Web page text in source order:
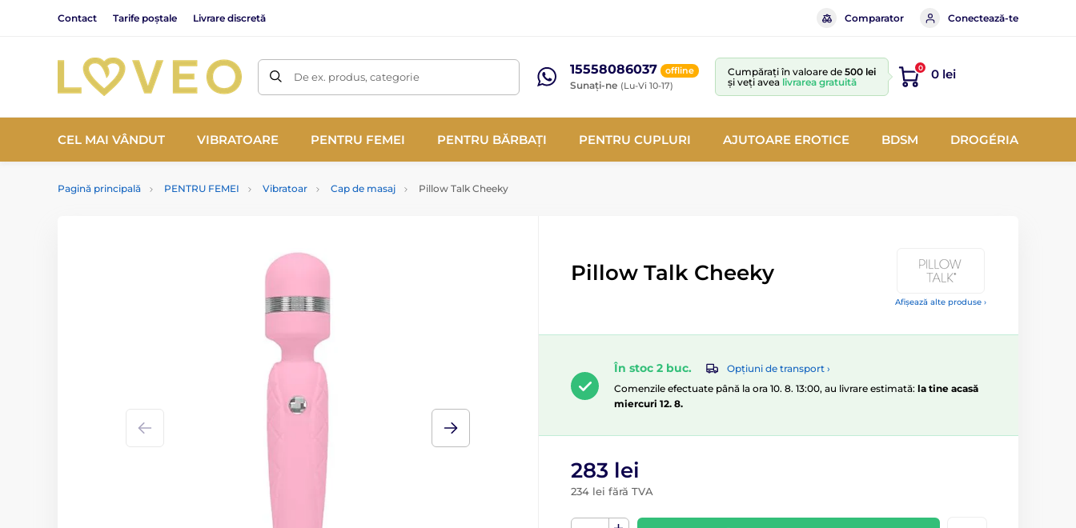
Contact Tarife poștale Livrare discretă Comparator Conectează-te
De ex. produs, categorie 15558086037 offline
Sunați-ne (Lu-Vi 10-17)
Cumpărați în valoare de 500 lei
și veți avea livrarea gratuită
0 0 lei
CEL MAI VÂNDUT VIBRATOARE PENTRU FEMEI PENTRU BĂRBAȚI PENTRU CUPLURI AJUTOARE EROTICE BDSM DROGÉRIA
Pagină principală PENTRU FEMEI Vibratoar Cap de masaj Pillow Talk Cheeky
Afișează alte produse ›
Pillow Talk Cheeky
În stoc 2 buc.
Opțiuni de transport ›
Comenzile efectuate până la ora 10. 8. 13:00, au livrare estimată: la tine acasă
miercuri 12. 8.
283 lei
234 lei fără TVA